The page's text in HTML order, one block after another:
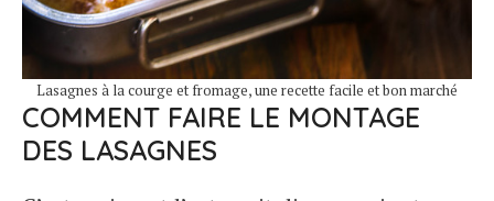
Lasagnes à la courge et fromage, une recette facile et bon marché
COMMENT FAIRE LE MONTAGE
DES LASAGNES